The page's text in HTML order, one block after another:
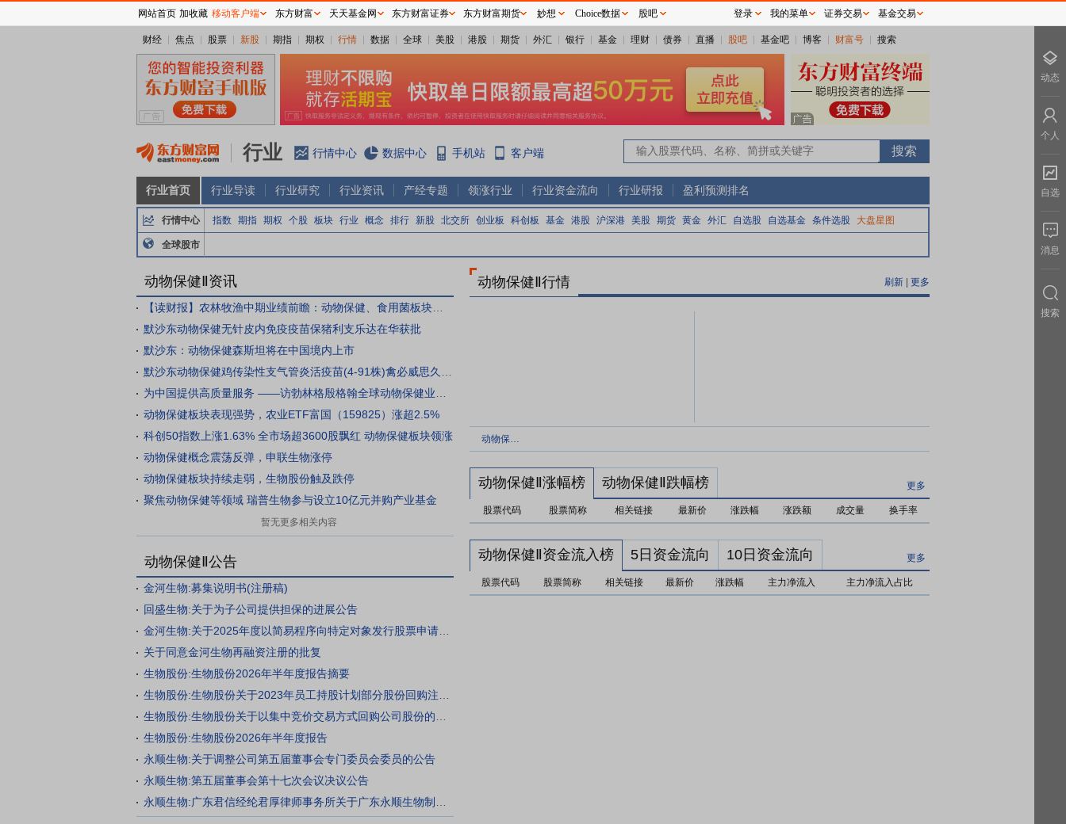
财经 焦点 股票 新股 期指 期权 行情 数据 全球 美股 港股 期货 外汇 银行 基金 理财 债券 直播 股吧 基金吧 博客 财富号 搜索
行业 行情中心 数据中心 手机站 客户端
行业首页 行业导读 行业研究 行业资讯 产经专题 领涨行业 行业资金流向 行业研报 盈利预测排名
行情中心 指数 期指 期权 个股 板块 行业 概念 排行 新股 北交所 创业板 科创板 基金 港股 沪深港 美股 期货 黄金 外汇 自选股 自选基金 条件选股 大盘星图
全球股市
动物保健Ⅱ资讯
默沙东动物保健无针皮内免疫疫苗保猪利支乐达在华获批
默沙东：动物保健森斯坦将在中国境内上市
动物保健板块表现强势，农业ETF富国（159825）涨超2.5%
科创50指数上涨1.63% 全市场超3600股飘红 动物保健板块领涨
动物保健概念震荡反弹，申联生物涨停
动物保健板块持续走弱，生物股份触及跌停
聚焦动物保健等领域 瑞普生物参与设立10亿元并购产业基金
暂无更多相关内容
动物保健Ⅱ公告
金河生物:募集说明书(注册稿)
回盛生物:关于为子公司提供担保的进展公告
关于同意金河生物再融资注册的批复
生物股份:生物股份2026年半年度报告摘要
生物股份:生物股份2026年半年度报告
永顺生物:关于调整公司第五届董事会专门委员会委员的公告
永顺生物:第五届董事会第十七次会议决议公告
动物保健Ⅱ行情 刷新 更多
动物保健Ⅱ
动物保健Ⅱ涨幅榜 动物保健Ⅱ跌幅榜 更多
股票代码 股票简称 相关链接 最新价 涨跌幅 涨跌额 成交量 换手率
动物保健Ⅱ资金流入榜 5日资金流向 10日资金流向 更多
股票代码 股票简称 相关链接 最新价 涨跌幅 主力净流入 主力净流入占比
网站首页 加收藏 移动客户端 东方财富 天天基金网 东方财富证券 东方财富期货 妙想 Choice数据 股吧 登录 我的菜单 证券交易 基金交易
动态
个人
自选
消息
搜索